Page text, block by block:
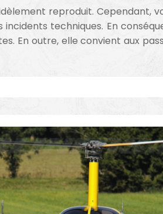
reproduit. Cependant,
techniques. En
En outre, elle convient aux